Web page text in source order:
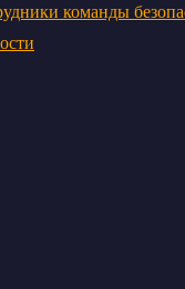
команды